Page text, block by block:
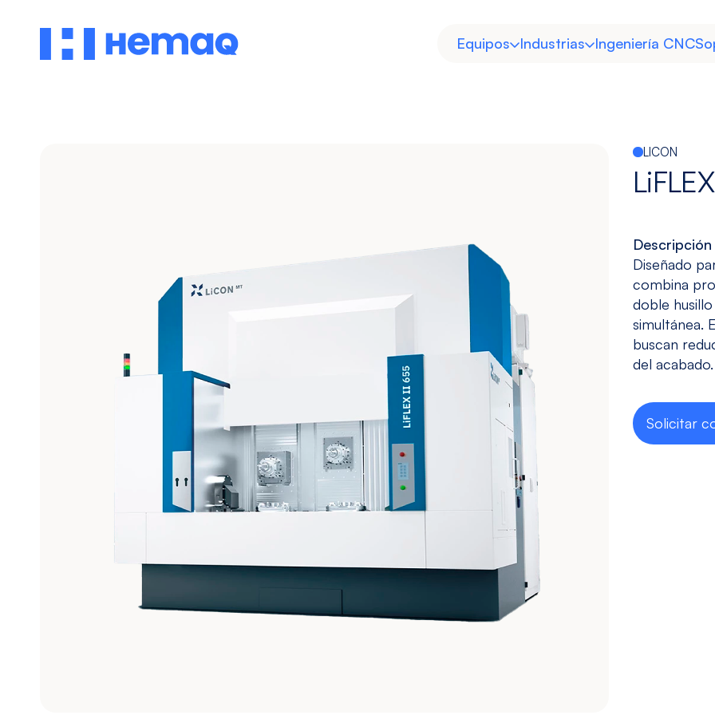
Equipos Industrias Ingeniería CNC
Heavy Duty
Descubre
Moldes y
Troqueles
Ver modelos
Horizontal
Ver modelos
Columna
Ver modelos
de Gráfito
Taladrado y
Machueleado
Ver modelos
Sin mesa
Ver modelos
LICON
Diseñado
combina
doble
simultánea.
buscan
del acabado.
Solicitar